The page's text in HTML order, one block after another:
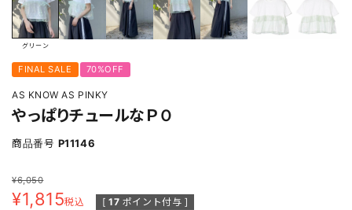
グリーン
FINAL SALE 70%OFF
AS KNOW AS PINKY
やっぱりチュールなＰＯ
商品番号 P11146
¥6,050
¥1,815税込 [ 17 ポイント付与 ]